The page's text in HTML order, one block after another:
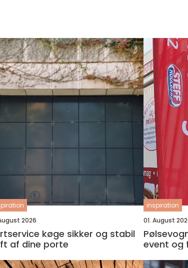
2026
køge sikker og stabil
af dine porte
inspiration
01. August
event og